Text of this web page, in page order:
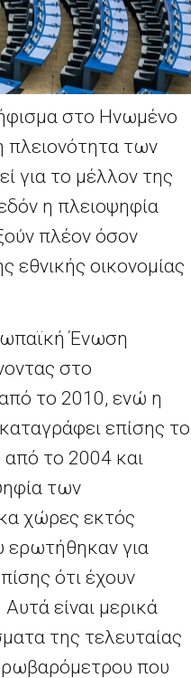
στο Ηνωμένο
πλειονότητα των
για το μέλλον της
η πλειοψηφία
πλέον όσον
εθνικής οικονομίας
Ένωση
στο
το 2010, ενώ η
επίσης το
το 2004 και
των
χώρες εκτός
για
ότι έχουν
είναι μερικά
της τελευταίας
που